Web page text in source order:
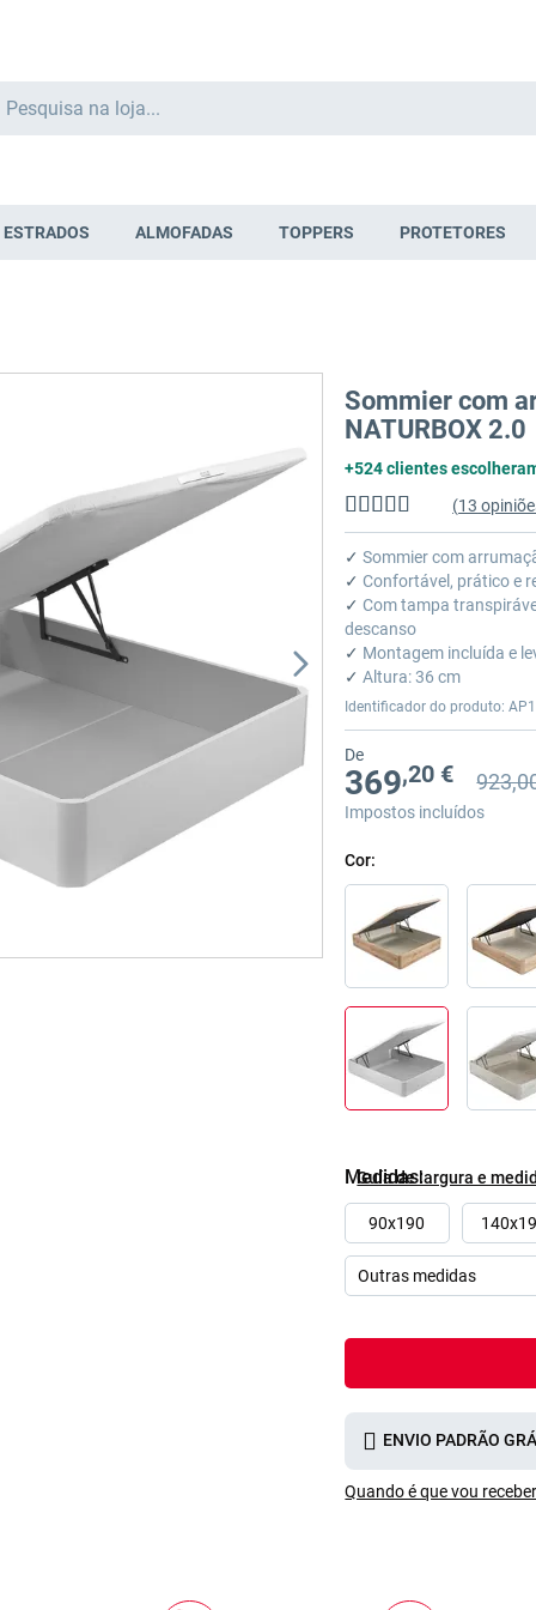
ESTRADOS ALMOFADAS TOPPERS PROTETORES
Sommier com
NATURBOX 2.0
+524 clientes
Classificação:
of
100
(13
✓ Sommier com
✓ Confortável, prático e
✓ Com tampa
descanso
✓ Montagem incluída e
✓ Altura: 36 cm
Identificador do produto:
De
369,20 € Preço
Preço
Impostos incluídos
Cor
Guía de largura e
Medidas
90x190
ENVIO PADRÃO
Quando é que vou